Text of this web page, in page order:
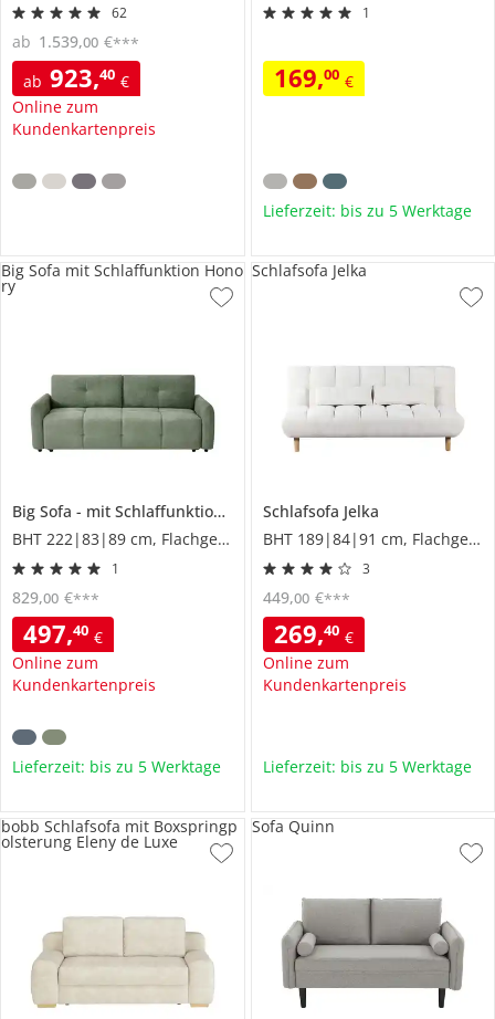
62
ab 923,40 €
Online zum
Kundenkartenpreis
ab 1.539,00 €***
1
169,00 €
Lieferzeit: bis zu 5 Werktage
Big Sofa mit Schlaffunktion
Honory
BHT 222|83|89 cm, Flachgewebe
1
497,40 €
Online zum
Kundenkartenpreis
829,00 €***
Big Sofa mit Schlaffunktion Hono
ry
Lieferzeit: bis zu 5 Werktage
Schlafsofa Jelka
BHT 189|84|91 cm, Flachgewebe
3
269,40 €
Online zum
Kundenkartenpreis
449,00 €***
Schlafsofa Jelka
Lieferzeit: bis zu 5 Werktage
bobb Schlafsofa mit Boxspringp
olsterung Eleny de Luxe
Sofa Quinn